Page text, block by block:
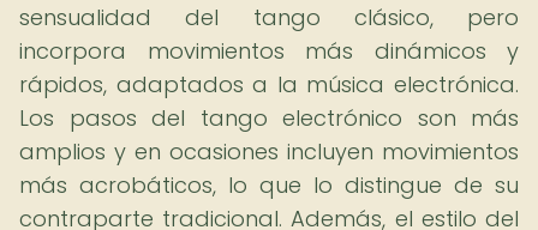
sensualidad del tango clásico, pero
incorpora movimientos más dinámicos y
rápidos, adaptados a la música electrónica.
Los pasos del tango electrónico son más
amplios y en ocasiones incluyen movimientos
más acrobáticos, lo que lo distingue de su
contraparte tradicional. Además, el estilo del